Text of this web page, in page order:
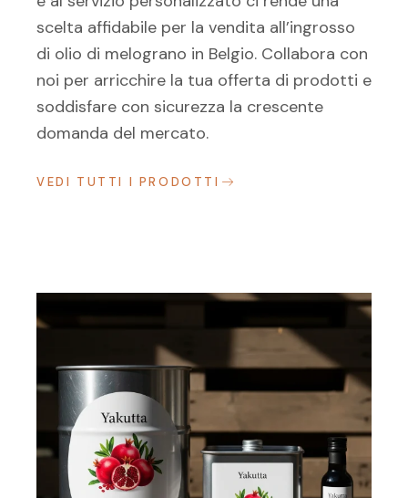
scelta affidabile per la vendita all’ingrosso
di olio di melograno in Belgio. Collabora con
noi per arricchire la tua offerta di prodotti e
soddisfare con sicurezza la crescente
domanda del mercato.
VEDI TUTTI I PRODOTTI